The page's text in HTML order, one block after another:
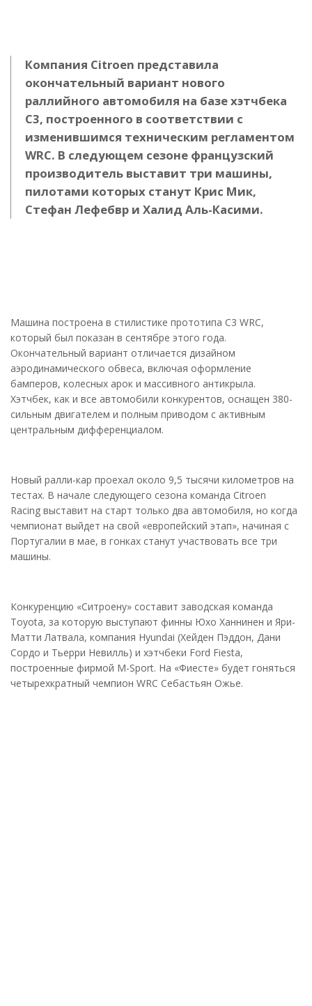
Компания Citroen представила
окончательный вариант нового
раллийного автомобиля на базе хэтчбека
C3, построенного в соответствии с
изменившимся техническим регламентом
WRC. В следующем сезоне французский
производитель выставит три машины,
пилотами которых станут Крис Мик,
Стефан Лефебвр и Халид Аль-Касими.
Машина построена в стилистике прототипа C3 WRC,
который был показан в сентябре этого года.
Окончательный вариант отличается дизайном
аэродинамического обвеса, включая оформление
бамперов, колесных арок и массивного антикрыла.
Хэтчбек, как и все автомобили конкурентов, оснащен 380-
сильным двигателем и полным приводом с активным
центральным дифференциалом.
Новый ралли-кар проехал около 9,5 тысячи километров на
тестах. В начале следующего сезона команда Citroen
Racing выставит на старт только два автомобиля, но когда
чемпионат выйдет на свой «европейский этап», начиная с
Португалии в мае, в гонках станут участвовать все три
машины.
Конкуренцию «Ситроену» составит заводская команда
Toyota, за которую выступают финны Юхо Ханнинен и Яри-
Матти Латвала, компания Hyundai (Хейден Пэддон, Дани
Сордо и Тьерри Невилль) и хэтчбеки Ford Fiesta,
построенные фирмой M-Sport. На «Фиесте» будет гоняться
четырехкратный чемпион WRC Себастьян Ожье.